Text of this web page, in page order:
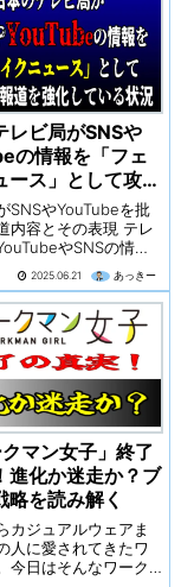
レビ局がSNSや
の情報を「フェ
ース」として攻撃
を強化している状
SNSやYouTubeを批
内容とその表現 テレ
やSNSの情報
と繰り返し報道して
メディアがSNSに負
出すなど、自らの影
危機感を抱いている
がえます
2025.06.21 あっきー
クマン女子」終了
進化か迷走か？ブ
略を読み解く
カジュアルウェアま
人に愛されてきたワ
今日はそんなワーク